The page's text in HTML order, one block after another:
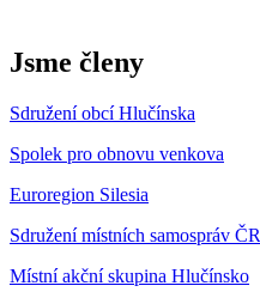
Jsme členy
Sdružení obcí Hlučínska
Spolek pro obnovu venkova
Euroregion Silesia
Sdružení místních samospráv ČR
Místní akční skupina Hlučínsko